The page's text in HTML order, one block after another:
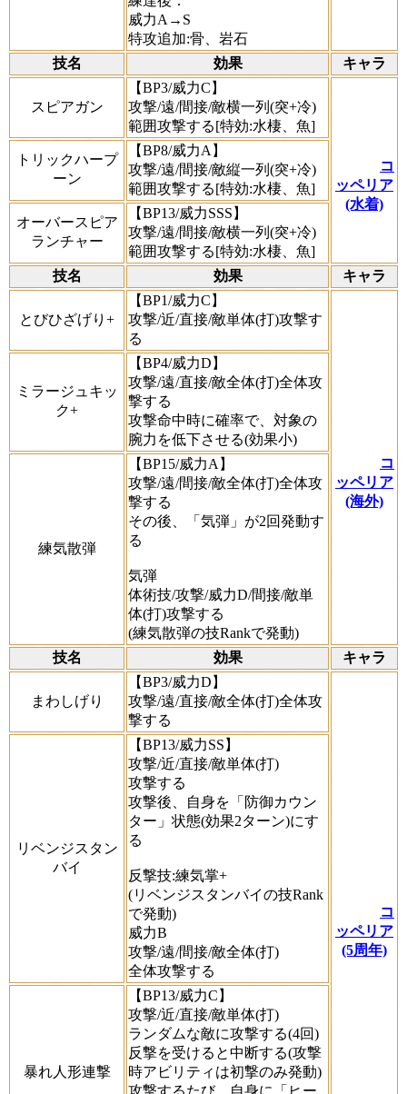
威力A→S
特攻追加:骨、岩石
技名
効果 キャラ
スピアガン
【BP3/威力C】
攻撃/遠/間接/敵横一列(突+冷)
範囲攻撃する[特効:水棲、魚]
コ
ッペリア
(水着)
トリックハープ
ーン
【BP8/威力A】
攻撃/遠/間接/敵縦一列(突+冷)
範囲攻撃する[特効:水棲、魚]
オーバースピア
ランチャー
【BP13/威力SSS】
攻撃/遠/間接/敵横一列(突+冷)
範囲攻撃する[特効:水棲、魚]
技名
効果 キャラ
とびひざげり+
【BP1/威力C】
攻撃/近/直接/敵単体(打)攻撃す
る
コ
ッペリア
(海外)
ミラージュキッ
ク+
【BP4/威力D】
攻撃/遠/直接/敵全体(打)全体攻
撃する
攻撃命中時に確率で、対象の
腕力を低下させる(効果小)
練気散弾
【BP15/威力A】
攻撃/遠/間接/敵全体(打)全体攻
撃する
その後、「気弾」が2回発動す
る
気弾
体術技/攻撃/威力D/間接/敵単
体(打)攻撃する
(練気散弾の技Rankで発動)
技名
効果 キャラ
まわしげり
【BP3/威力D】
攻撃/遠/直接/敵全体(打)全体攻
撃する
コ
ッペリア
(5周年)
リベンジスタン
バイ
【BP13/威力SS】
攻撃/近/直接/敵単体(打)
攻撃する
攻撃後、自身を「防御カウン
ター」状態(効果2ターン)にす
る
反撃技:練気掌+
(リベンジスタンバイの技Rank
で発動)
威力B
攻撃/遠/間接/敵全体(打)
全体攻撃する
暴れ人形連撃
【BP13/威力C】
攻撃/近/直接/敵単体(打)
ランダムな敵に攻撃する(4回)
反撃を受けると中断する(攻撃
時アビリティは初撃のみ発動)
攻撃するたび、自身に「ヒー